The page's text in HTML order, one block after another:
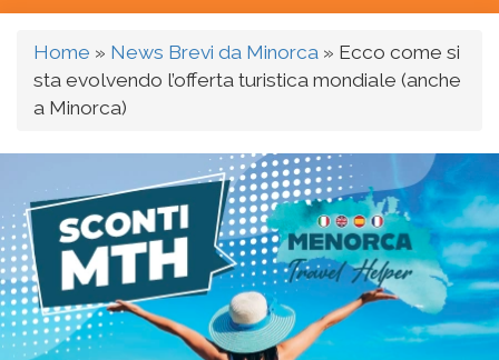
Home » News Brevi da Minorca » Ecco come si
sta evolvendo l’offerta turistica mondiale (anche
a Minorca)